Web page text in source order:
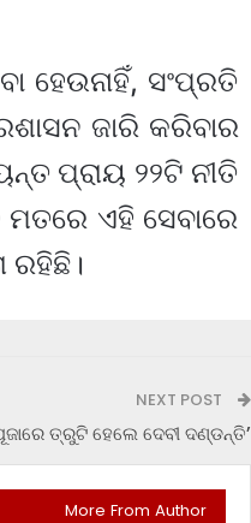
ହେଉନାହିଁ, ସଂପ୍ରତି
ଜାରି କରିବାର
ପ୍ରାୟ ୨୨ଟି ନୀତି
ଏହି ସେବାରେ
NEXT POST
ତ୍ରୁଟି ହେଲେ ଦେବୀ ଦଣ୍ଡନ୍ତି’
More From Author